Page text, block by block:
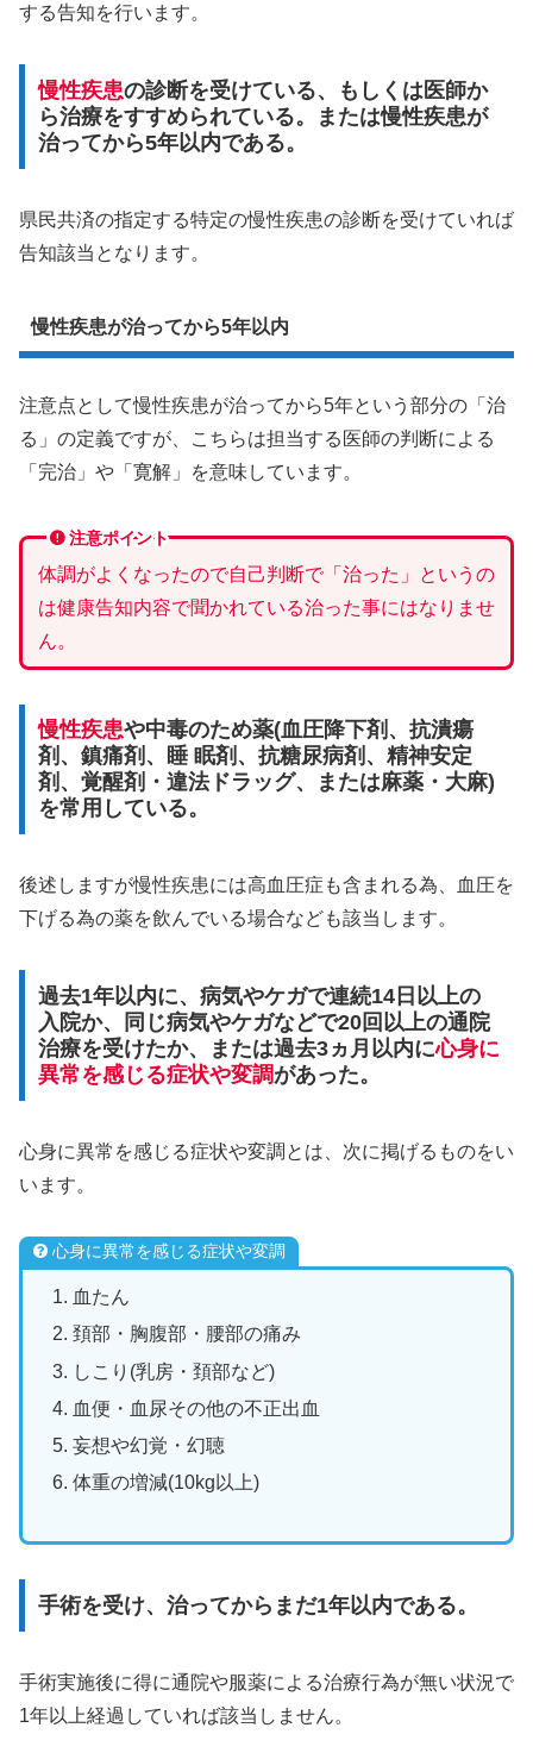
する告知を行います。
慢性疾患の診断を受けている、もしくは医師か
ら治療をすすめられている。または慢性疾患が
治ってから5年以内である。
県民共済の指定する特定の慢性疾患の診断を受けていれば
告知該当となります。
慢性疾患が治ってから5年以内
注意点として慢性疾患が治ってから5年という部分の「治
る」の定義ですが、こちらは担当する医師の判断による
「完治」や「寛解」を意味しています。
注意ポイント
体調がよくなったので自己判断で「治った」というの
は健康告知内容で聞かれている治った事にはなりませ
ん。
慢性疾患や中毒のため薬(血圧降下剤、抗潰瘍
剤、鎮痛剤、睡 眠剤、抗糖尿病剤、精神安定
剤、覚醒剤・違法ドラッグ、または麻薬・大麻)
を常用している。
後述しますが慢性疾患には高血圧症も含まれる為、血圧を
下げる為の薬を飲んでいる場合なども該当します。
過去1年以内に、病気やケガで連続14日以上の
入院か、同じ病気やケガなどで20回以上の通院
治療を受けたか、または過去3ヵ月以内に心身に
異常を感じる症状や変調があった。
心身に異常を感じる症状や変調とは、次に掲げるものをい
います。
心身に異常を感じる症状や変調
血たん
頚部・胸腹部・腰部の痛み
しこり(乳房・頚部など)
血便・血尿その他の不正出血
妄想や幻覚・幻聴
体重の増減(10kg以上)
手術を受け、治ってからまだ1年以内である。
手術実施後に得に通院や服薬による治療行為が無い状況で
1年以上経過していれば該当しません。